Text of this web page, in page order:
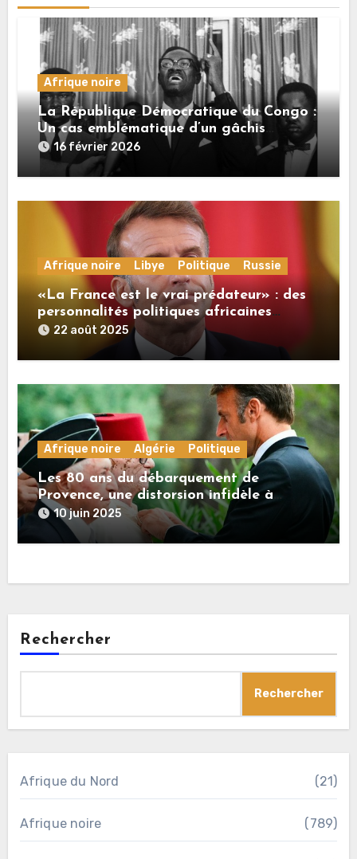
Afrique noire
La République Démocratique du Congo :
Un cas emblématique d’un gâchis
monumental
16 février 2026
Afrique noire Libye Politique Russie
«La France est le vrai prédateur» : des
personnalités politiques africaines
commentent à RT les propos de Macron
sur la Russie
22 août 2025
Afrique noire Algérie Politique
Les 80 ans du débarquement de
Provence, une distorsion infidèle à
l’histoire
10 juin 2025
Rechercher
Rechercher
Afrique du Nord (21)
Afrique noire (789)